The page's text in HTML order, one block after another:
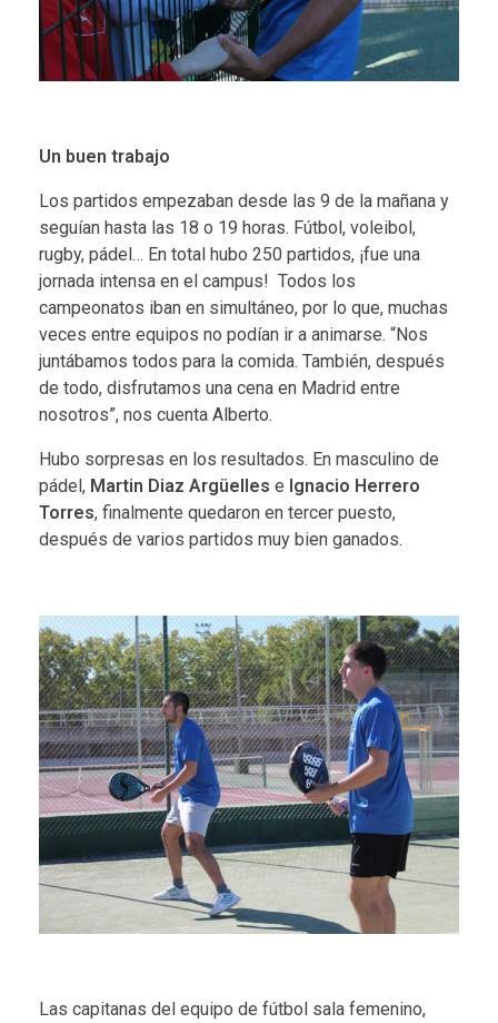
Un buen trabajo
Los partidos empezaban desde las 9 de la mañana y
seguían hasta las 18 o 19 horas. Fútbol, voleibol,
rugby, pádel… En total hubo 250 partidos, ¡fue una
jornada intensa en el campus! Todos los
campeonatos iban en simultáneo, por lo que, muchas
veces entre equipos no podían ir a animarse. “Nos
juntábamos todos para la comida. También, después
de todo, disfrutamos una cena en Madrid entre
nosotros”, nos cuenta Alberto.
Hubo sorpresas en los resultados. En masculino de
pádel, Martin Diaz Argüelles e Ignacio Herrero
Torres, finalmente quedaron en tercer puesto,
después de varios partidos muy bien ganados.
Las capitanas del equipo de fútbol sala femenino,